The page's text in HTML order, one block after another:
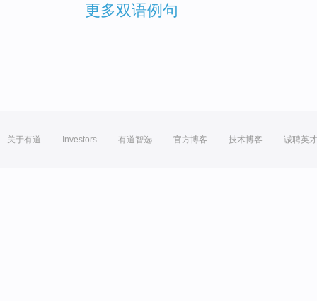
更多双语例句
关于有道 Investors 有道智选 官方博客 技术博客 诚聘英才